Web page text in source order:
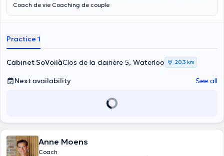
Coach de vie Coaching de couple
Practice 1
Cabinet SoVoilàClos de la clairière 5, Waterloo 20,3 km
Next availability See all
Anne Moens
Coach